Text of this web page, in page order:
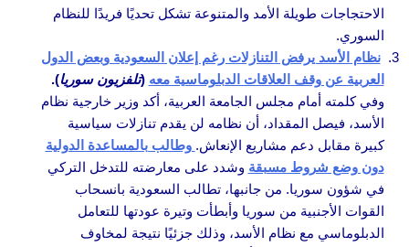
الاحتجاجات طويلة الأمد والمتنوعة تشكل تحديًا فريدًا للنظام
السوري.
نظام الأسد يرفض التنازلات رغم إعلان السعودية وبعض الدول
العربية عن وقف العلاقات الدبلوماسية معه (تلفزيون سوريا).
وفي كلمته أمام مجلس الجامعة العربية، أكد وزير خارجية نظام
الأسد، فيصل المقداد، أن نظامه لن يقدم تنازلات سياسية
كبيرة مقابل دعم مشاريع الإنعاش. وطالب بالمساعدة الدولية
دون وضع شروط مسبقة وشدد على معارضته للتدخل التركي
في شؤون سوريا. من جانبها، تطالب السعودية بانسحاب
القوات الأجنبية من سوريا وأبطأت وتيرة عودتها للتعامل
الدبلوماسي مع نظام الأسد، وذلك جزئيًا نتيجة لمخاوف